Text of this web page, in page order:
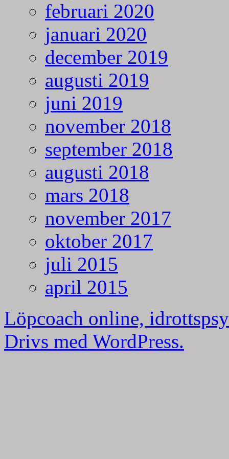
februari 2020
januari 2020
december 2019
augusti 2019
juni 2019
november 2018
september 2018
augusti 2018
mars 2018
november 2017
oktober 2017
juli 2015
april 2015
Löpcoach online,
Drivs med WordPress.